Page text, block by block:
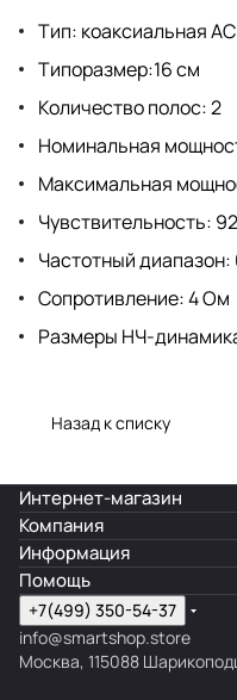
Тип: коаксиальная АС
Типоразмер:16 см
Количество полос: 2
Номинальная
Максимальная
Чувствительность:
Частотный
Сопротивление: 4 Ом
Размеры НЧ-
Назад к списку
Интернет-магазин
Компания
Информация
Помощь
+7(499) 350-54-37
info@smartshop.store
Москва, 115088